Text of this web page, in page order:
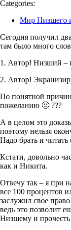
Categories:
Мир Низшего
Сегодня получил
там было много
1. Автор! Низший –
2. Автор!
По понятной
пожеланию 🙂 ???
А в целом это
поэтому нельзя
Надо брать и
Кстати, довольно
как и Никита.
Отвечу так – я при
все 100 процентов
заслужил свое
ведь это позволит
Низшему и